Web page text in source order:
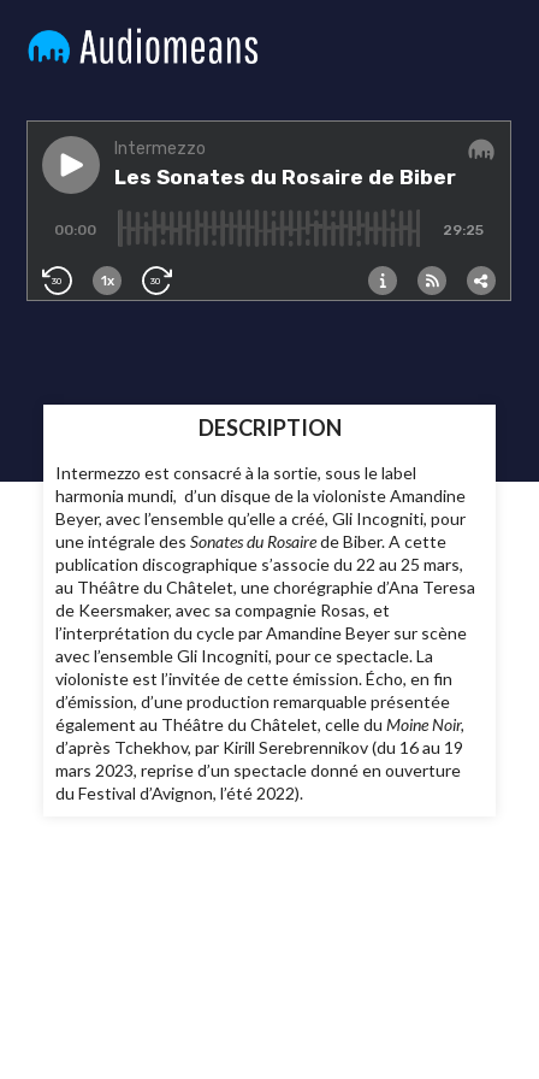
DESCRIPTION
Intermezzo est consacré à la sortie, sous le label
harmonia mundi, d’un disque de la violoniste Amandine
Beyer, avec l’ensemble qu’elle a créé, Gli Incogniti, pour
une intégrale desSonates du Rosairede Biber. A cette
publication discographique s’associe du 22 au 25 mars,
au Théâtre du Châtelet, une chorégraphie d’Ana Teresa
de Keersmaker, avec sa compagnie Rosas, et
l’interprétation du cycle par Amandine Beyer sur scène
avec l’ensemble Gli Incogniti, pour ce spectacle. La
violoniste est l’invitée de cette émission. Écho, en fin
d’émission, d’une production remarquable présentée
également au Théâtre du Châtelet, celle duMoine Noir,
d’après Tchekhov, par Kirill Serebrennikov (du 16 au 19
mars 2023, reprise d’un spectacle donné en ouverture
du Festival d’Avignon, l’été 2022).